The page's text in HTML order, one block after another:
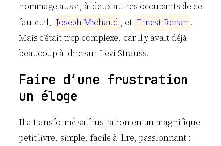
hommage aussi, à deux autres occupants de ce
fauteuil, JosephMichaud , et Ernest Renan .
Mais c’était trop complexe, car il y avait déjà
beaucoup à dire sur Levi-Strauss.
Faire d’une frustration
un éloge
Il a transformé sa frustration en un magnifique
petit livre, simple, facile à lire, passionnant :